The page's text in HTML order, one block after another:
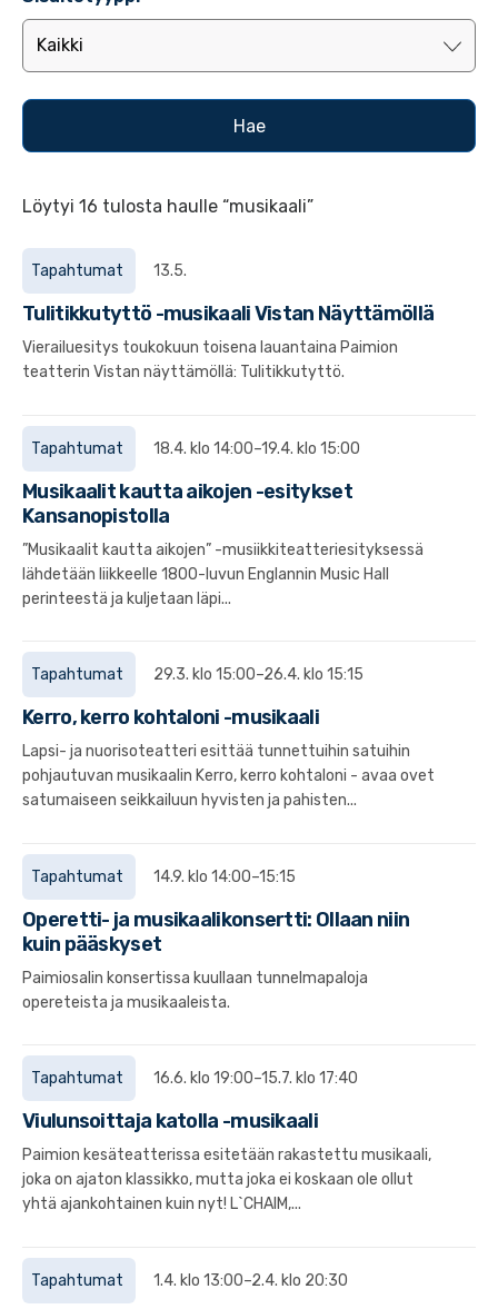
Löytyi 16 tulosta haulle “musikaali”
Tapahtumat 13.5.
Tulitikkutyttö -musikaali Vistan Näyttämöllä
Vierailuesitys toukokuun toisena lauantaina Paimion
teatterin Vistan näyttämöllä: Tulitikkutyttö.
Tapahtumat 18.4. klo 14:00–19.4. klo 15:00
Musikaalit kautta aikojen -esitykset
Kansanopistolla
”Musikaalit kautta aikojen” -musiikkiteatteriesityksessä
lähdetään liikkeelle 1800-luvun Englannin Music Hall
perinteestä ja kuljetaan läpi...
Tapahtumat 29.3. klo 15:00–26.4. klo 15:15
Kerro, kerro kohtaloni -musikaali
Lapsi- ja nuorisoteatteri esittää tunnettuihin satuihin
pohjautuvan musikaalin Kerro, kerro kohtaloni - avaa ovet
satumaiseen seikkailuun hyvisten ja pahisten...
Tapahtumat 14.9. klo 14:00–15:15
Operetti- ja musikaalikonsertti: Ollaan niin
kuin pääskyset
Paimiosalin konsertissa kuullaan tunnelmapaloja
opereteista ja musikaaleista.
Tapahtumat 16.6. klo 19:00–15.7. klo 17:40
Viulunsoittaja katolla -musikaali
Paimion kesäteatterissa esitetään rakastettu musikaali,
joka on ajaton klassikko, mutta joka ei koskaan ole ollut
yhtä ajankohtainen kuin nyt! L`CHAIM,...
Tapahtumat 1.4. klo 13:00–2.4. klo 20:30